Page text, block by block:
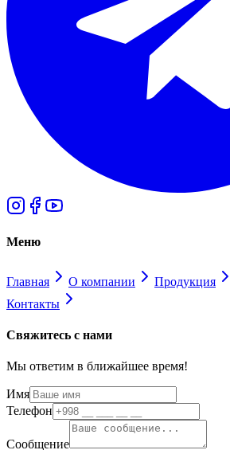
Меню
Главная О компании Продукция
Контакты
Свяжитесь с нами
Мы ответим в ближайшее время!
Имя
Телефон
Сообщение